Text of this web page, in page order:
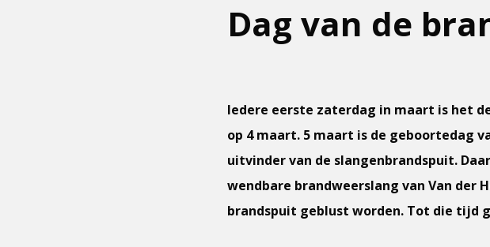
Dag van de
Iedere eerste zaterdag in maart is het
op 4 maart. 5 maart is de geboortedag
uitvinder van de slangenbrandspuit.
wendbare brandweerslang van Van der
brandspuit geblust worden. Tot die tijd